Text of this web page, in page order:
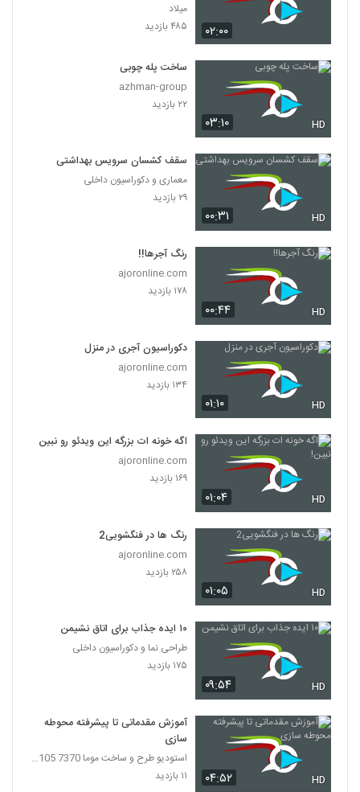
۰۲:۰۰
میلاد
۴۸۵ بازدید
۰۳:۱۰ HD
ساخت پله چوبی
azhman-group
۲۲ بازدید
۰۰:۳۱ HD
سقف کشسان سرویس بهداشتی
معماری و دکوراسیون داخلی
۲۹ بازدید
۰۰:۴۴ HD
رنگ آجرها!!
ajoronline.com
۱۷۸ بازدید
۰۱:۱۰ HD
دکوراسیون آجری در منزل
ajoronline.com
۱۳۴ بازدید
۰۱:۰۴ HD
اگه خونه ات بزرگه این ویدئو رو نبین!
ajoronline.com
۱۶۹ بازدید
۰۱:۰۵ HD
رنگ ها در فنگشویی2
ajoronline.com
۲۵۸ بازدید
۰۹:۵۴ HD
۱۰ ایده جذاب برای اتاق نشیمن
طراحی نما و دکوراسیون داخلی
۱۷۵ بازدید
۰۴:۵۲ HD
آموزش مقدماتی تا پیشرفته محوطه
سازی
استودیو طرح و ساخت موما 7370 7105-021
۱۱ بازدید